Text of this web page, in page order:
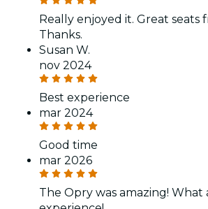
Really enjoyed it. Great seats
Thanks.
Susan W.
nov 2024
Best experience
mar 2024
Good time
mar 2026
The Opry was amazing! What